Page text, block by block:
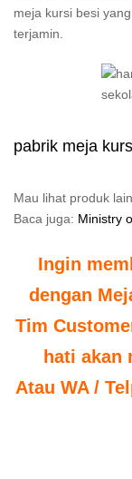
meja kursi besi
terjamin.
pabrik meja
Mau lihat produk
Baca juga: Ministry
Ingin
dengan
Tim
hati akan
Atau WA /